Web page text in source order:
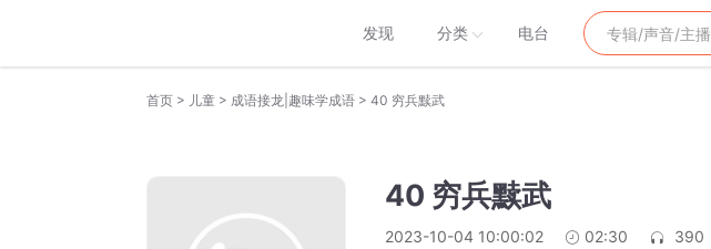
发现 分类 电台
首页 > 儿童 > 成语接龙|趣味学成语 > 40 穷兵黩武
40 穷兵黩武
2023-10-04 10:00:02 02:30
390